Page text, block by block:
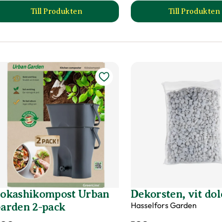
Till Produkten
till Blomjord produktsida
Till Produkten
till
Urban
2-pack
Dekorsten, vit
Hasselfors Garden